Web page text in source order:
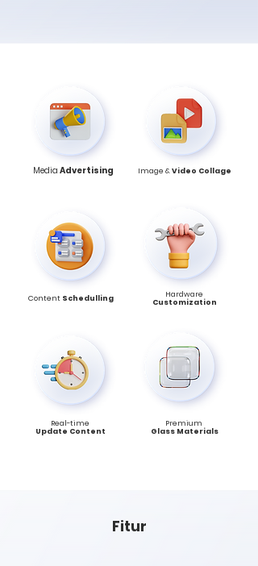
Media Advertising Image &Video Collage
Content Schedulling
Hardware
Customization
Real-time
Update Content
Premium
Glass Materials
Fitur